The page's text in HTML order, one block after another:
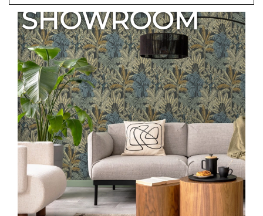
SHOWROOM